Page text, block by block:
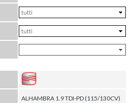
ALHAMBRA 1.9 TDI-PD (115/130CV)